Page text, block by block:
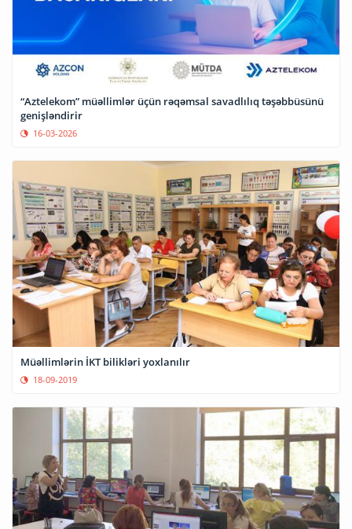
“Aztelekom” müəllimlər üçün rəqəmsal savadlılıq təşəbbüsünü
genişləndirir
16-03-2026
Müəllimlərin İKT bilikləri yoxlanılır
18-09-2019